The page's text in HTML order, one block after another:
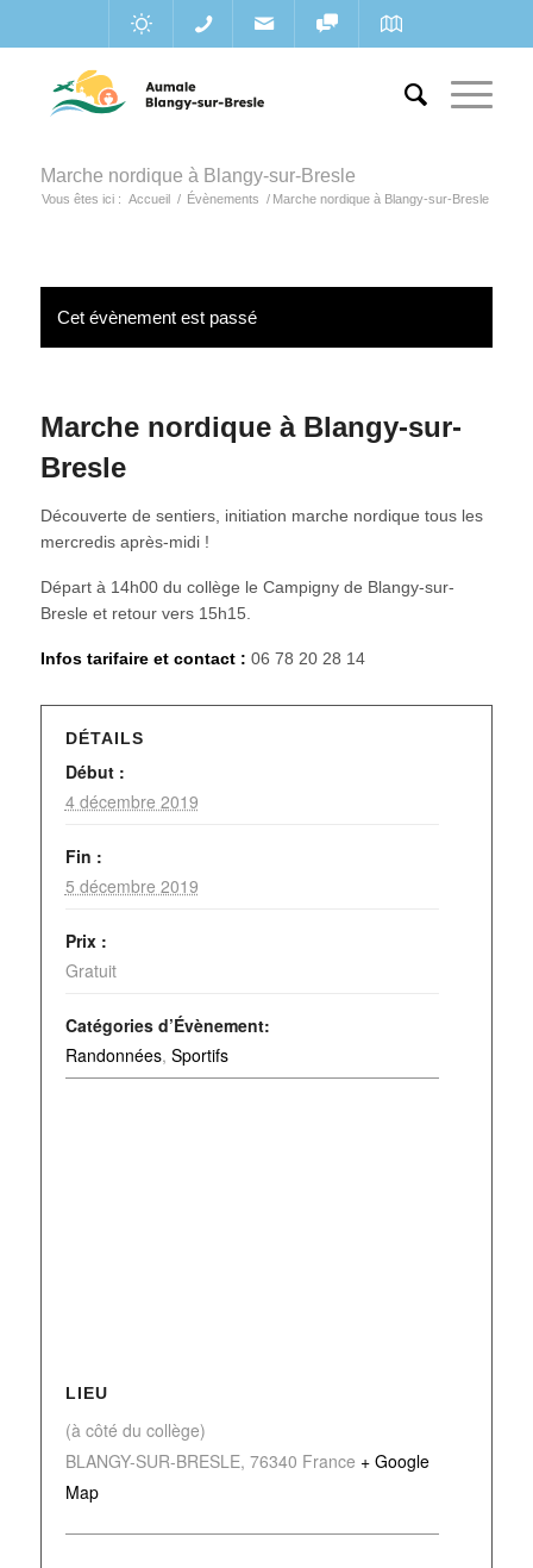
Marche nordique à Blangy-sur-Bresle
Vous êtes ici : Accueil / Évènements / Marche nordique à Blangy-sur-Bresle
Cet évènement est passé
Marche nordique à Blangy-sur-
Bresle
Découverte de sentiers, initiation marche nordique tous les
mercredis après-midi !
Départ à 14h00 du collège le Campigny de Blangy-sur-
Bresle et retour vers 15h15.
Infos tarifaire et contact : 06 78 20 28 14
DÉTAILS
Début :
4 décembre 2019
Fin :
5 décembre 2019
Prix :
Gratuit
Catégories d’Évènement:
Randonnées, Sportifs
LIEU
(à côté du collège)
BLANGY-SUR-BRESLE, 76340 France + Google
Map